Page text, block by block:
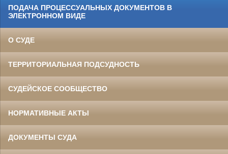
ПОДАЧА ПРОЦЕССУАЛЬНЫХ ДОКУМЕНТОВ В
ЭЛЕКТРОННОМ ВИДЕ
О СУДЕ
ТЕРРИТОРИАЛЬНАЯ ПОДСУДНОСТЬ
СУДЕЙСКОЕ СООБЩЕСТВО
НОРМАТИВНЫЕ АКТЫ
ДОКУМЕНТЫ СУДА